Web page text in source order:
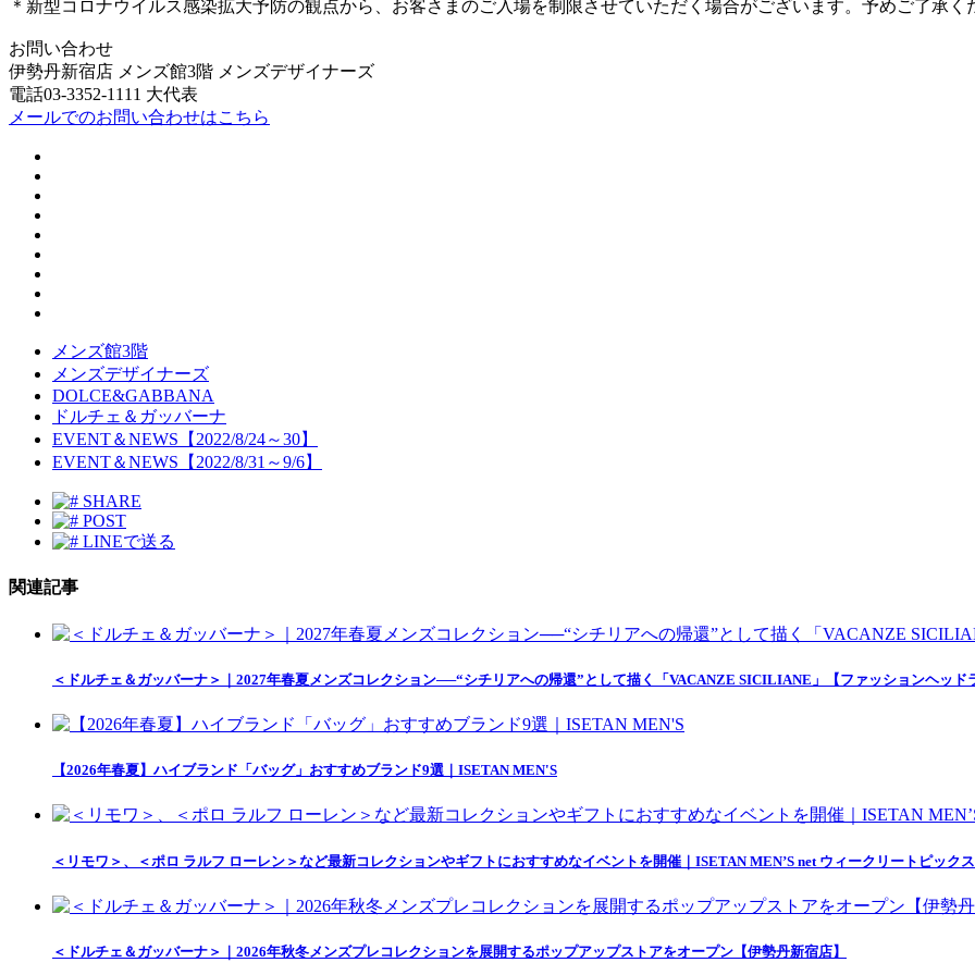
＊新型コロナウイルス感染拡大予防の観点から、お客さまのご入場を制限させていただく場合がございます。予めご了承く
お問い合わせ
伊勢丹新宿店 メンズ館3階 メンズデザイナーズ
電話03-3352-1111 大代表
メールでのお問い合わせはこちら
メンズ館3階
メンズデザイナーズ
DOLCE&GABBANA
ドルチェ＆ガッバーナ
EVENT＆NEWS【2022/8/24～30】
EVENT＆NEWS【2022/8/31～9/6】
SHARE
POST
LINEで送る
関連記事
＜ドルチェ＆ガッバーナ＞｜2027年春夏メンズコレクション──“シチリアへの帰還”として描く「VACANZE SICILIANE」【ファッションヘッド
【2026年春夏】ハイブランド「バッグ」おすすめブランド9選｜ISETAN MEN'S
＜リモワ＞、＜ポロ ラルフ ローレン＞など最新コレクションやギフトにおすすめなイベントを開催｜ISETAN MEN’S net ウィークリートピック
＜ドルチェ＆ガッバーナ＞｜2026年秋冬メンズプレコレクションを展開するポップアップストアをオープン【伊勢丹新宿店】